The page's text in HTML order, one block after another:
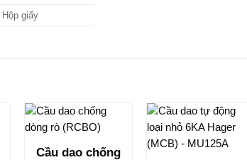
Hộp giấy
Cầu dao chống